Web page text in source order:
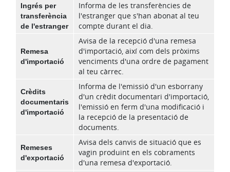
Ingrés per
transferència
de l'estranger
Informa de les transferències de
l'estranger que s'han abonat al teu
compte durant el dia.
Remesa
d'importació
Avisa de la recepció d'una remesa
d'importació, així com dels pròxims
venciments d'una ordre de pagament
al teu càrrec.
Crèdits
documentaris
d'importació
Informa de l'emissió d'un esborrany
d'un crèdit documentari d'importació,
l'emissió en ferm d'una modificació i
la recepció de la presentació de
documents.
Remeses
d'exportació
Avisa dels canvis de situació que es
vagin produint en els cobraments
d'una remesa d'exportació.